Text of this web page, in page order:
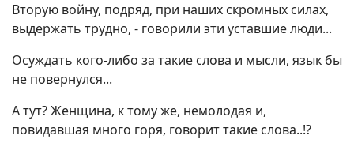
Вторую войну, подряд, при наших скромных силах,
выдержать трудно, - говорили эти уставшие люди...
Осуждать кого-либо за такие слова и мысли, язык бы
не повернулся...
А тут? Женщина, к тому же, немолодая и,
повидавшая много горя, говорит такие слова..!?